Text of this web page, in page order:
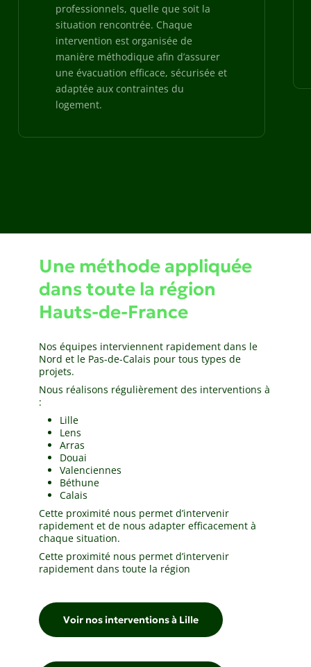
professionnels, quelle que soit la
situation rencontrée. Chaque
intervention est organisée de
manière méthodique afin d’assurer
une évacuation efficace, sécurisée et
adaptée aux contraintes du
logement.
Une méthode appliquée
dans toute la région
Hauts-de-France
Nos équipes interviennent rapidement dans le
Nord et le Pas-de-Calais pour tous types de
projets.
Nous réalisons régulièrement des interventions à
:
Lille
Lens
Arras
Douai
Valenciennes
Béthune
Calais
Cette proximité nous permet d’intervenir
rapidement et de nous adapter efficacement à
chaque situation.
Cette proximité nous permet d’intervenir
rapidement dans toute la région
Voir nos interventions à Lille